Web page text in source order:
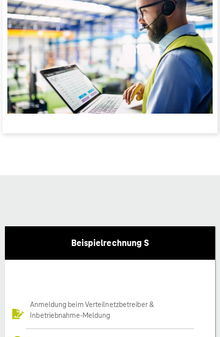
Beispielrechnung S
Anmeldung beim Verteilnetzbetreiber &
Inbetriebnahme-Meldung